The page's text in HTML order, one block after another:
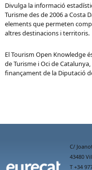
Divulga la informació
Turisme des de 2006 a Costa
elements que permeten
altres destinacions i territoris.
El Tourism Open Knowledge
de Turisme i Oci de
finançament de la Diputació
C/
43480
T +34